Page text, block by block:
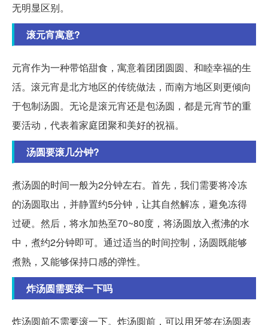
无明显区别。
滚元宵寓意?
元宵作为一种带馅甜食，寓意着团团圆圆、和睦幸福的生
活。滚元宵是北方地区的传统做法，而南方地区则更倾向
于包制汤圆。无论是滚元宵还是包汤圆，都是元宵节的重
要活动，代表着家庭团聚和美好的祝福。
汤圆要滚几分钟?
煮汤圆的时间一般为2分钟左右。首先，我们需要将冷冻
的汤圆取出，并静置约5分钟，让其自然解冻，避免冻得
过硬。然后，将水加热至70~80度，将汤圆放入煮沸的水
中，煮约2分钟即可。通过适当的时间控制，汤圆既能够
煮熟，又能够保持口感的弹性。
炸汤圆需要滚一下吗
炸汤圆前不需要滚一下。炸汤圆前，可以用牙签在汤圆表